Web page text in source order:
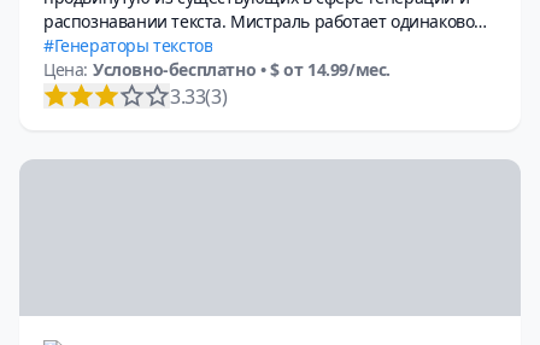
распознавании текста. Мистраль работает одинаково
хорошо с текстом, изображениями и таблицами.
Генераторы текстов
Цена: Условно-бесплатно • $ от 14.99/мес.
3.33(3)